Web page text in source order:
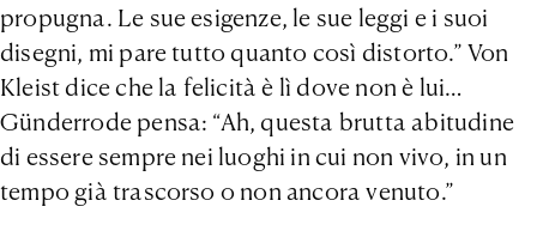
propugna. Le sue esigenze, le sue leggi e i suoi
disegni, mi pare tutto quanto così distorto.” Von
Kleist dice che la felicità è lì dove non è lui…
Günderrode pensa: “Ah, questa brutta abitudine
di essere sempre nei luoghi in cui non vivo, in un
tempo già trascorso o non ancora venuto.”